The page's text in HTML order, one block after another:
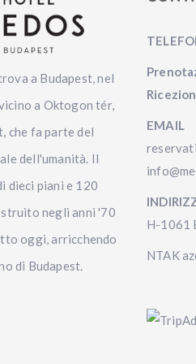
a Budapest, nel
a Oktogon tér,
che fa parte del
dell'umanità. Il
dieci piani e 120
negli anni '70
oggi, arricchendo
di Budapest.
EMAIL
H-1061
NTAK